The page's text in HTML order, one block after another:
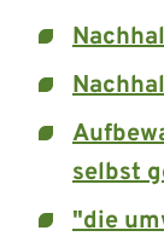
selbst
"die